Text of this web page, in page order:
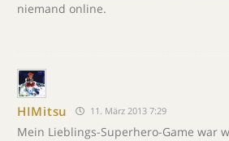
niemand online.
HIMitsu 11. März 2013 7:29
Mein Lieblings-Superhero-Game war